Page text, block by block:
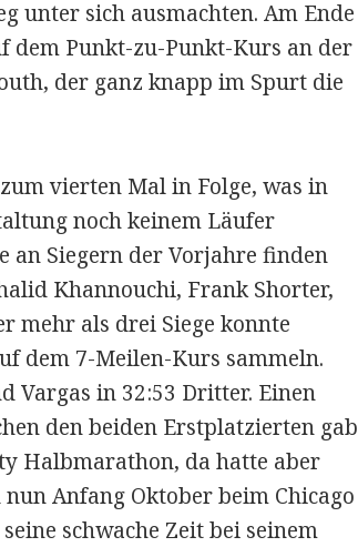
unter sich ausmachten. Am Ende
dem Punkt-zu-Punkt-Kurs an der
der ganz knapp im Spurt die
vierten Mal in Folge, was in
noch keinem Läufer
an Siegern der Vorjahre finden
Khannouchi, Frank Shorter,
mehr als drei Siege konnte
dem 7-Meilen-Kurs sammeln.
Vargas in 32:53 Dritter. Einen
den beiden Erstplatzierten gab
Halbmarathon, da hatte aber
Anfang Oktober beim Chicago
schwache Zeit bei seinem